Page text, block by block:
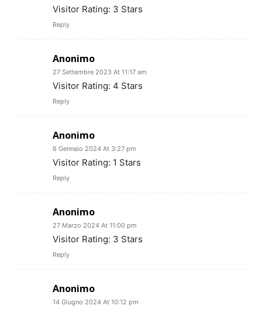
Visitor Rating: 3 Stars
Reply
Anonimo
27 Settembre 2023 At 11:17 am
Visitor Rating: 4 Stars
Reply
Anonimo
6 Gennaio 2024 At 3:27 pm
Visitor Rating: 1 Stars
Reply
Anonimo
27 Marzo 2024 At 11:00 pm
Visitor Rating: 3 Stars
Reply
Anonimo
14 Giugno 2024 At 10:12 pm